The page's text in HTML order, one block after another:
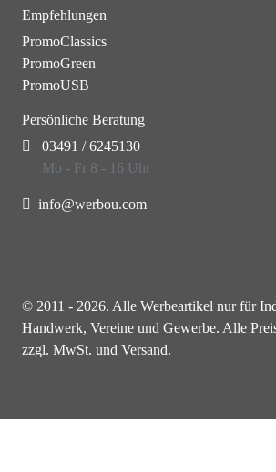
Empfehlungen
PromoClassics
PromoGreen
PromoUSB
Persönliche Beratung
03491 / 6245130
Mo - Fr 8 - 16 Uhr
info@werbou.com
© 2011 - 2026. Alle Werbeartikel nur für
Handwerk, Vereine und Gewerbe. Alle
zzgl. MwSt. und Versand.